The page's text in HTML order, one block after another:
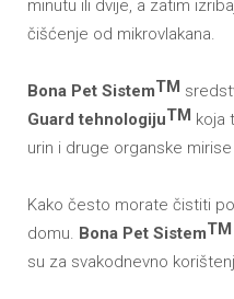
minutu ili dvije, a zatim
čišćenje od mikrovlakana.
Bona Pet SistemTM
Guard tehnologijuTM koja
urin i druge organske
Kako često morate čistiti
domu. Bona Pet SistemTM
su za svakodnevno